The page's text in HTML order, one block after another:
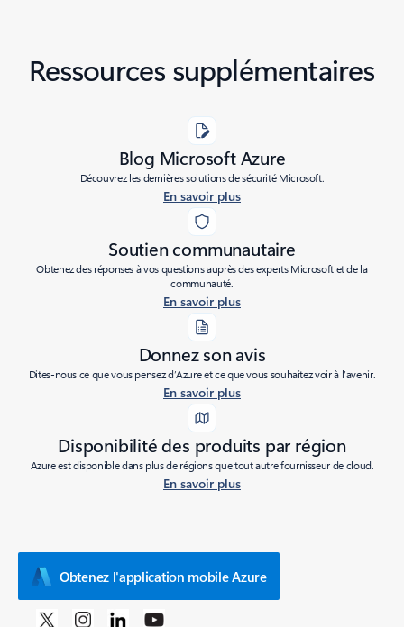
Ressources supplémentaires
Blog Microsoft Azure
Découvrez les dernières solutions de sécurité Microsoft.
En savoir plus
Soutien communautaire
Obtenez des réponses à vos questions auprès des experts Microsoft et de la
communauté.
En savoir plus
Donnez son avis
Dites-nous ce que vous pensez d’Azure et ce que vous souhaitez voir à l’avenir.
En savoir plus
Disponibilité des produits par région
Azure est disponible dans plus de régions que tout autre fournisseur de cloud.
En savoir plus
Obtenez l'application mobile Azure